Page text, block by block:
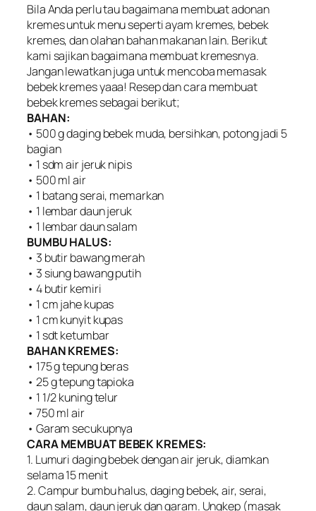
Bila Anda perlu tau bagaimana membuat adonan
kremes untuk menu seperti ayam kremes, bebek
kremes, dan olahan bahan makanan lain. Berikut
kami sajikan bagaimana membuat kremesnya.
Jangan lewatkan juga untuk mencoba memasak
bebek kremes yaaa! Resep dan cara membuat
bebek kremes sebagai berikut;
BAHAN:
• 500 g daging bebek muda, bersihkan, potong jadi 5
bagian
• 1 sdm air jeruk nipis
• 500 ml air
• 1 batang serai, memarkan
• 1 lembar daun jeruk
• 1 lembar daun salam
BUMBU HALUS:
• 3 butir bawang merah
• 3 siung bawang putih
• 4 butir kemiri
• 1 cm jahe kupas
• 1 cm kunyit kupas
• 1 sdt ketumbar
BAHAN KREMES:
• 175 g tepung beras
• 25 g tepung tapioka
• 1 1/2 kuning telur
• 750 ml air
• Garam secukupnya
CARA MEMBUAT BEBEK KREMES:
1. Lumuri daging bebek dengan air jeruk, diamkan
selama 15 menit
2. Campur bumbu halus, daging bebek, air, serai,
daun salam, daun jeruk dan garam. Ungkep (masak